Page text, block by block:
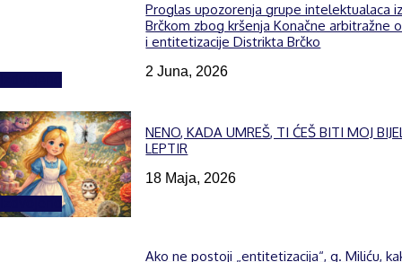
Proglas upozorenja grupe intelektualaca
Brčkom zbog kršenja Konačne arbitražne
i entitetizacije Distrikta Brčko
2 Juna, 2026
NENO, KADA UMREŠ, TI ĆEŠ BITI MOJ
LEPTIR
18 Maja, 2026
Ako ne postoji „entitetizacija“, g. Miliću,